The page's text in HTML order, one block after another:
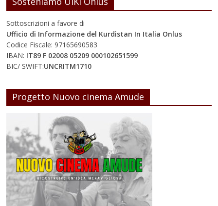
Sottoscrizioni a favore di
Ufficio di Informazione del Kurdistan In Italia Onlus
Codice Fiscale: 97165690583
IBAN: IT89 F 02008 05209 000102651599
BIC/ SWIFT:UNCRITM1710
Progetto Nuovo cinema Amude